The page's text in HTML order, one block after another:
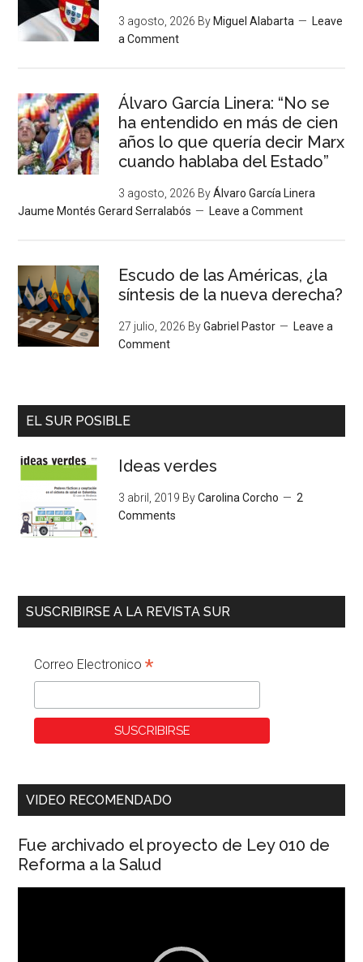
3 agosto, 2026 By Miguel Alabarta
Leave
a Comment
Álvaro García Linera: “No se
ha entendido en más de cien
años lo que quería decir Marx
cuando hablaba del Estado”
3 agosto, 2026 ByÁlvaro García Linera
Jaume Montés Gerard Serralabós
Leave a Comment
Escudo de las Américas, ¿la
síntesis de la nueva derecha?
27 julio, 2026 ByGabriel Pastor
Leave a
Comment
EL SUR POSIBLE
Ideas verdes
3 abril, 2019 ByCarolina Corcho
2
Comments
SUSCRIBIRSE A LA REVISTA SUR
Correo Electronico*
VIDEO RECOMENDADO
Fue archivado el proyecto de Ley 010 de
Reforma a la Salud